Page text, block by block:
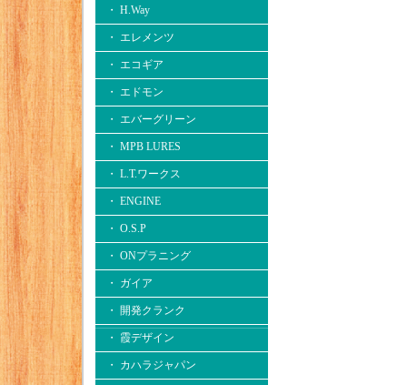
・ H.Way
・ エレメンツ
・ エコギア
・ エドモン
・ エバーグリーン
・ MPB LURES
・ L.T.ワークス
・ ENGINE
・ O.S.P
・ ONプラニング
・ ガイア
・ 開発クランク
・ 霞デザイン
・ カハラジャパン